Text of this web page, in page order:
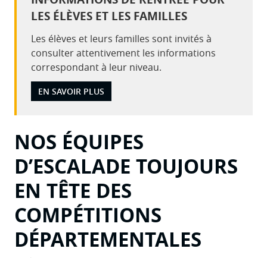
LES ÉLÈVES ET LES FAMILLES
Les élèves et leurs familles sont invités à
consulter attentivement les informations
correspondant à leur niveau.
EN SAVOIR PLUS
NOS ÉQUIPES
D’ESCALADE TOUJOURS
EN TÊTE DES
COMPÉTITIONS
DÉPARTEMENTALES